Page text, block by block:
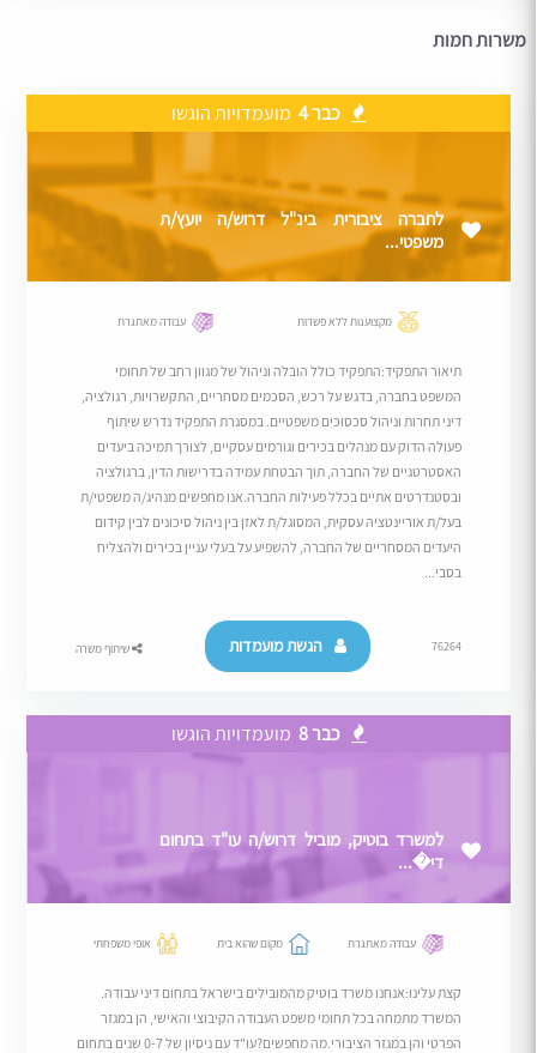
משרות חמות
כבר 4 מועמדויות הוגשו
לחברה ציבורית בינ"ל דרוש/ה יועץ/ת
משפטי...
מקצוענות ללא פשרות עבודה מאתגרת
תיאור התפקיד:התפקיד כולל הובלה וניהול של מגוון רחב של תחומי
המשפט בחברה, בדגש על רכש, הסכמים מסחריים, התקשרויות, רגולציה,
דיני תחרות וניהול סכסוכים משפטיים. במסגרת התפקיד נדרש שיתוף
פעולה הדוק עם מנהלים בכירים וגורמים עסקיים, לצורך תמיכה ביעדים
האסטרטגיים של החברה, תוך הבטחת עמידה בדרישות הדין, ברגולציה
ובסטנדרטים אתיים בכלל פעילות החברה.אנו מחפשים מנהיג/ה משפטי/ת
בעל/ת אוריינטציה עסקית, המסוגל/ת לאזן בין ניהול סיכונים לבין קידום
היעדים המסחריים של החברה, להשפיע על בעלי עניין בכירים ולהצליח
בסבי...
76264 הגשת מועמדות שיתוף משרה
כבר 8 מועמדויות הוגשו
למשרד בוטיק, מוביל דרוש/ה עו"ד בתחום
די�...
עבודה מאתגרת מקום שהוא בית אופי משפחתי
קצת עלינו:אנחנו משרד בוטיק מהמובילים בישראל בתחום דיני עבודה.
המשרד מתמחה בכל תחומי משפט העבודה הקיבוצי והאישי, הן במגזר
הפרטי והן במגזר הציבורי.מה מחפשים?עו"ד עם ניסיון של 0-7 שנים בתחום